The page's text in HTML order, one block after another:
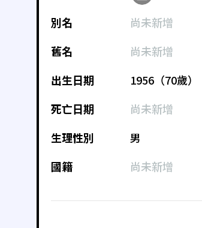
別名
尚未新增
舊名
尚未新增
出生日期
1956（70歲）
死亡日期
尚未新增
生理性別
男
國籍
尚未新增